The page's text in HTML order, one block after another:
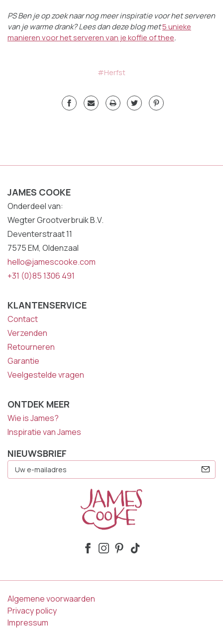
PS Ben je op zoek naar nog meer inspiratie voor het serveren
van je warme drank? Lees dan deze blog met5 unieke
manieren voor het serveren van je koffie of thee.
#Herfst
JAMES COOKE
Onderdeel van:
Wegter Grootverbruik B.V.
Deventerstraat 11
7575 EM, Oldenzaal
hello@jamescooke.com
+31 (0)85 1306 491
KLANTENSERVICE
Contact
Verzenden
Retourneren
Garantie
Veelgestelde vragen
ONTDEK MEER
Wie is James?
Inspiratie van James
NIEUWSBRIEF
Mailadres
Algemene voorwaarden
Privacy policy
Impressum